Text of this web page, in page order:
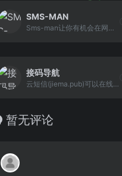
SMS-MAN
Sms-man让你有机会在网上以最优惠的价格购买一个虚拟号码来注册软件，比如：微信、QQ、小红书、知乎、豆瓣、抖音等大量热门软件！节省您大量时间并且保护隐私不 被泄露。
接码导航
云短信(jiema.pub)可以在线接收短信，接收短信验证码, 云短信导航，云短信(jiema.pub)是免费的在线接收手机 短信的平台，接短信、接验证码就来云短信(jiema.pub)。
暂无评论